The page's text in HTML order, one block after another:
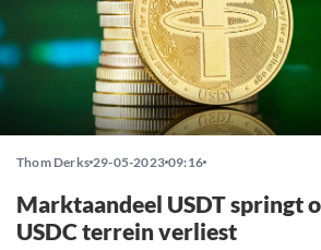
Thom Derks 29-05-2023 09:16
Marktaandeel USDT springt
USDC terrein verliest